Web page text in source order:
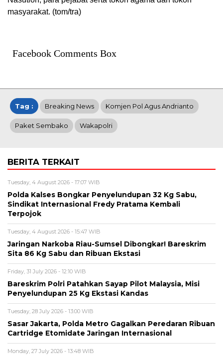
masyarakat. (tom/tra)
Facebook Comments Box
Tag : Breaking News Komjen Pol Agus Andrianto
Paket Sembako Wakapolri
BERITA TERKAIT
Tuesday, 4 August 2026 - 17:07 WIB
Polda Kalses Bongkar Penyelundupan 32 Kg Sabu,
Sindikat Internasional Fredy Pratama Kembali
Terpojok
Tuesday, 4 August 2026 - 15:47 WIB
Jaringan Narkoba Riau-Sumsel Dibongkar! Bareskrim
Sita 86 Kg Sabu dan Ribuan Ekstasi
Friday, 31 July 2026 - 12:10 WIB
Bareskrim Polri Patahkan Sayap Pilot Malaysia, Misi
Penyelundupan 25 Kg Ekstasi Kandas
Tuesday, 28 July 2026 - 13:00 WIB
Sasar Jakarta, Polda Metro Gagalkan Peredaran Ribuan
Cartridge Etomidate Jaringan Internasional
Monday, 27 July 2026 - 13:48 WIB